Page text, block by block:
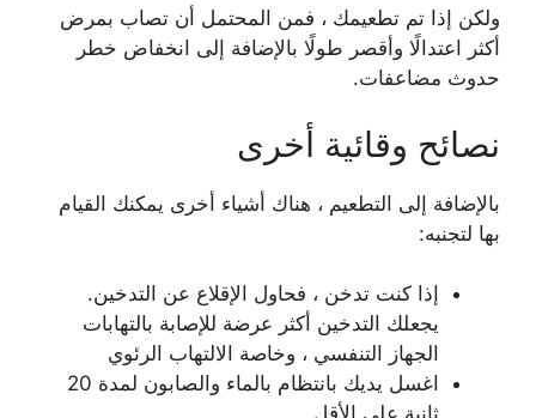
ولكن إذا تم تطعيمك ، فمن المحتمل أن تصاب بمرض
أكثر اعتدالًا وأقصر طولًا بالإضافة إلى انخفاض خطر
حدوث مضاعفات.
نصائح وقائية أخرى
بالإضافة إلى التطعيم ، هناك أشياء أخرى يمكنك القيام
بها لتجنبه:
إذا كنت تدخن ، فحاول الإقلاع عن التدخين.
يجعلك التدخين أكثر عرضة للإصابة بالتهابات
الجهاز التنفسي ، وخاصة الالتهاب الرئوي
اغسل يديك بانتظام بالماء والصابون لمدة 20